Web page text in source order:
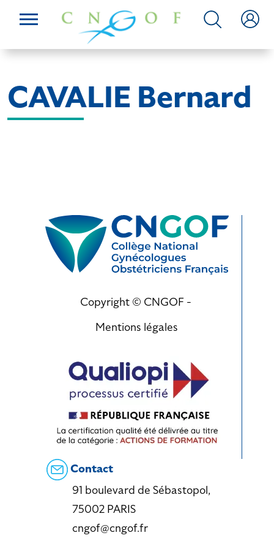
CAVALIE Bernard
Copyright © CNGOF -
Mentions légales
Contact
91 boulevard de Sébastopol,
75002 PARIS
cngof@cngof.fr